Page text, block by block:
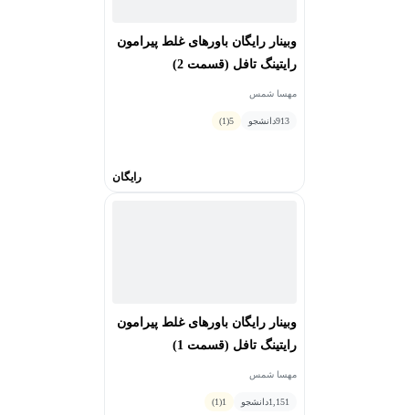
وبینار رایگان باورهای غلط پیرامون
رایتینگ تافل (قسمت 2)
مهسا شمس
913دانشجو 5
(1)
رایگان
وبینار رایگان باورهای غلط پیرامون
رایتینگ تافل (قسمت 1)
مهسا شمس
1,151دانشجو 1
(1)